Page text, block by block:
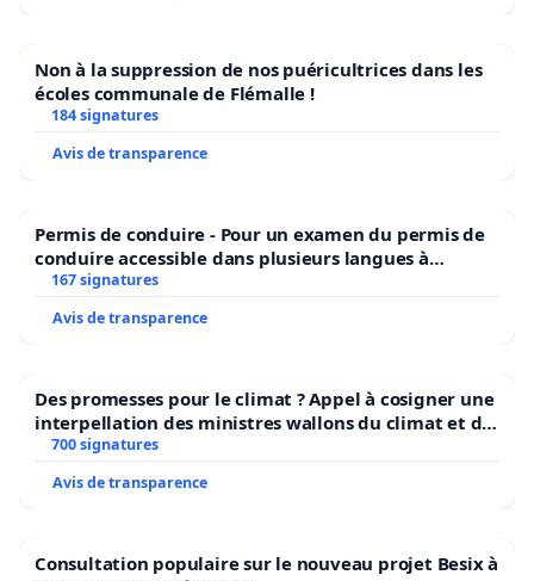
Non à la suppression de nos puéricultrices dans les
écoles communale de Flémalle !
184 signatures
Avis de transparence
Permis de conduire - Pour un examen du permis de
conduire accessible dans plusieurs langues à
Bruxelles
167 signatures
Avis de transparence
Des promesses pour le climat ? Appel à cosigner une
interpellation des ministres wallons du climat et de
l’environnement.
700 signatures
Avis de transparence
Consultation populaire sur le nouveau projet Besix à